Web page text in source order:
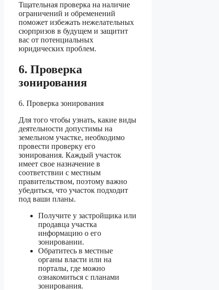
Тщательная проверка на наличие
ограничений и обременений
поможет избежать нежелательных
сюрпризов в будущем и защитит
вас от потенциальных
юридических проблем.
6. Проверка
зонирования
6. Проверка зонирования
Для того чтобы узнать, какие виды
деятельности допустимы на
земельном участке, необходимо
провести проверку его
зонирования. Каждый участок
имеет свое назначение в
соответствии с местным
правительством, поэтому важно
убедиться, что участок подходит
под ваши планы.
Получите у застройщика или
продавца участка
информацию о его
зонировании.
Обратитесь в местные
органы власти или на
порталы, где можно
ознакомиться с планами
зонирования.